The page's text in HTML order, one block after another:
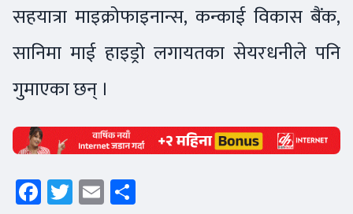
सहयात्रा माइक्रोफाइनान्स, कन्काई विकास बैंक,
सानिमा माई हाइड्रो लगायतका सेयरधनीले पनि
गुमाएका छन् ।
Facebook
Twitter
Email